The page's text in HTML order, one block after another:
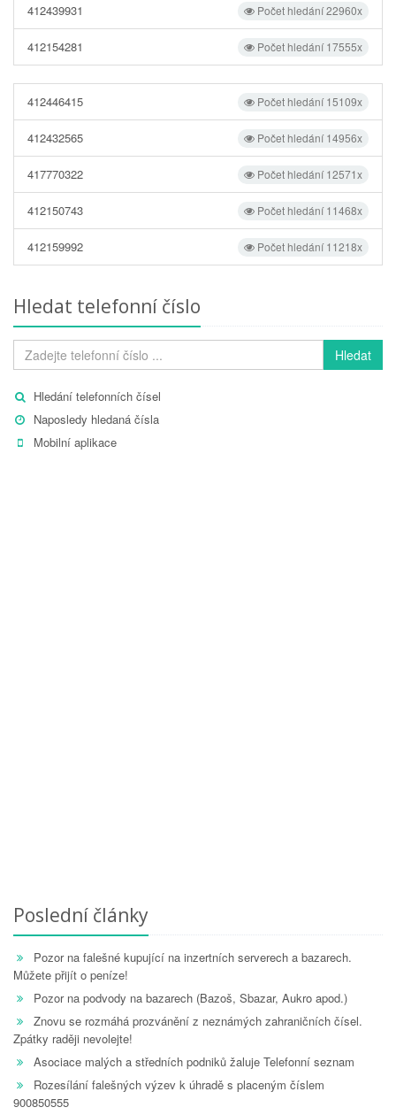
Počet hledání 22960x
412439931
Počet hledání 17555x
412154281
Počet hledání 15109x
412446415
Počet hledání 14956x
412432565
Počet hledání 12571x
417770322
Počet hledání 11468x
412150743
Počet hledání 11218x
412159992
Hledat telefonní číslo
Hledat
Hledání telefonních čísel
Naposledy hledaná čísla
Mobilní aplikace
Poslední články
Pozor na falešné kupující na inzertních serverech a bazarech.
Můžete přijít o peníze!
Pozor na podvody na bazarech (Bazoš, Sbazar, Aukro apod.)
Znovu se rozmáhá prozvánění z neznámých zahraničních čísel.
Zpátky raději nevolejte!
Asociace malých a středních podniků žaluje Telefonní seznam
Rozesílání falešných výzev k úhradě s placeným číslem
900850555